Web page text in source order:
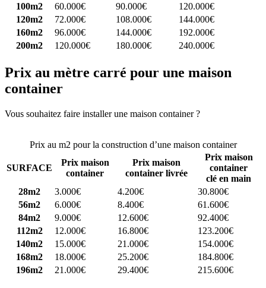
100m2
60.000€ 90.000€
120.000€
120m2
72.000€ 108.000€
144.000€
160m2
96.000€ 144.000€
192.000€
200m2
120.000€ 180.000€ 240.000€
Prix au mètre carré pour une maison
container
Vous souhaitez faire installer une maison container ?
Prix au m2 pour la construction d’une maison container
SURFACE
Prix maison
container
Prix maison
container livrée
Prix maison
container
clé en main
28m2
3.000€ 4.200€
30.800€
56m2
6.000€ 8.400€
61.600€
84m2
9.000€ 12.600€
92.400€
112m2
12.000€ 16.800€
123.200€
140m2
15.000€ 21.000€
154.000€
168m2
18.000€ 25.200€
184.800€
196m2
21.000€ 29.400€ 215.600€